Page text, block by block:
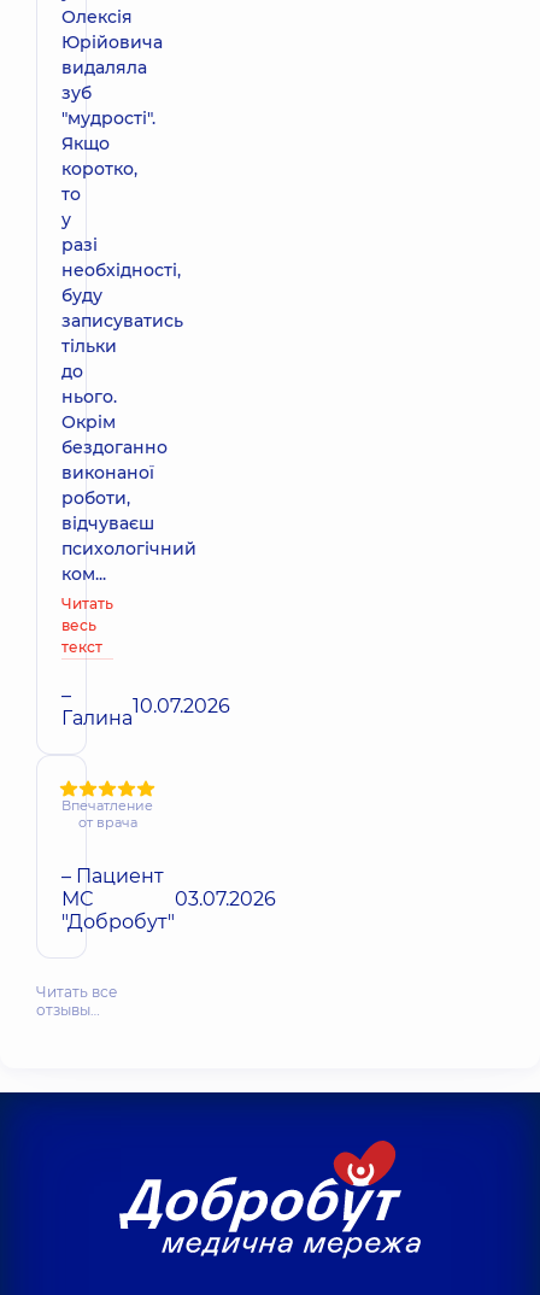
Олексія
Юрійовича
видаляла
зуб
"мудрості".
Якщо
коротко,
то
у
разі
необхідності,
буду
записуватись
тільки
до
нього.
Окрім
бездоганно
виконаної
роботи,
відчуваєш
психологічний
ком...
Читать
весь
текст
–
Галина10.07.2026
Впечатление
от врача
– Пациент
МС
"Добробут"
03.07.2026
Читать все
отзывы…